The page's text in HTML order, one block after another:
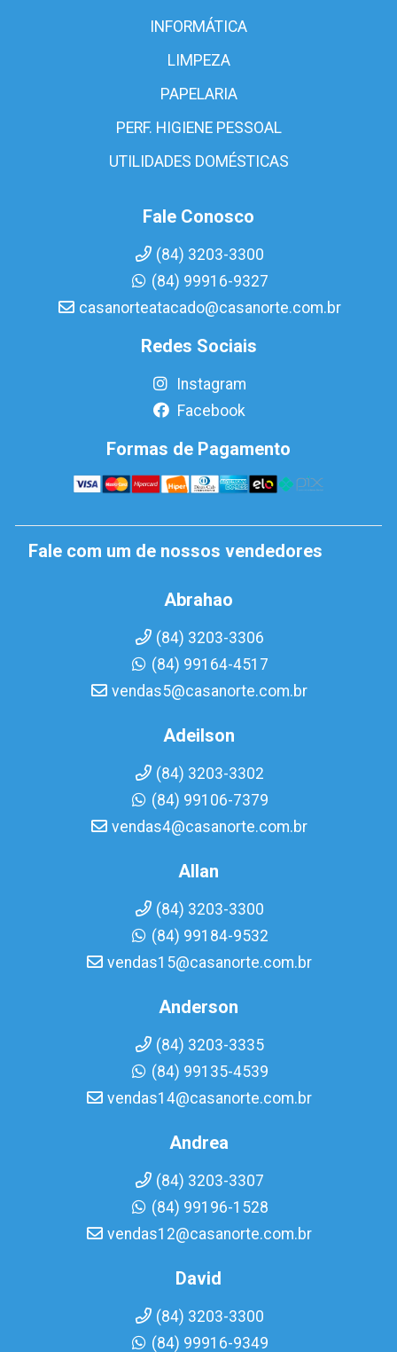
INFORMÁTICA
LIMPEZA
PAPELARIA
PERF. HIGIENE PESSOAL
UTILIDADES DOMÉSTICAS
Fale Conosco
(84) 3203-3300
(84) 99916-9327
casanorteatacado@casanorte.com.br
Redes Sociais
Instagram
Facebook
Formas de Pagamento
Fale com um de nossos vendedores
Abrahao
(84) 3203-3306
(84) 99164-4517
vendas5@casanorte.com.br
Adeilson
(84) 3203-3302
(84) 99106-7379
vendas4@casanorte.com.br
Allan
(84) 3203-3300
(84) 99184-9532
vendas15@casanorte.com.br
Anderson
(84) 3203-3335
(84) 99135-4539
vendas14@casanorte.com.br
Andrea
(84) 3203-3307
(84) 99196-1528
vendas12@casanorte.com.br
David
(84) 3203-3300
(84) 99916-9349